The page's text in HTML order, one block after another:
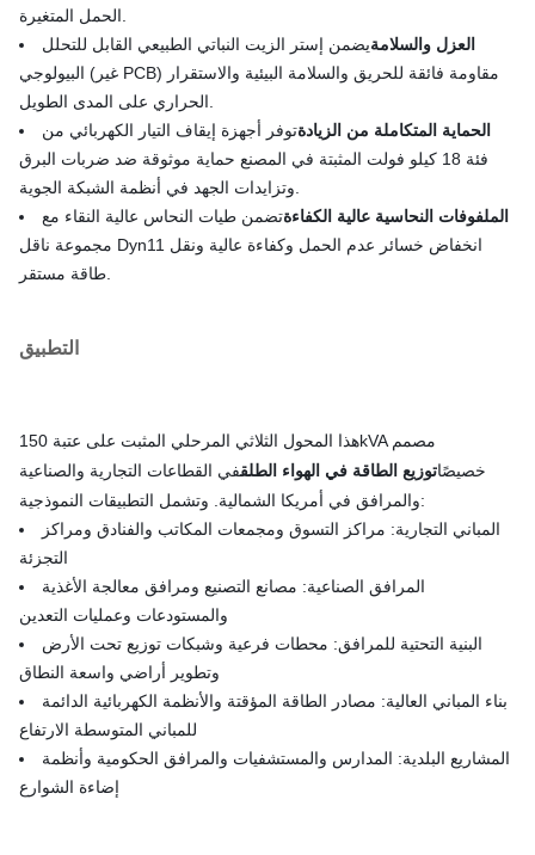
الحمل المتغيرة.
العزل والسلامةيضمن إستر الزيت النباتي الطبيعي القابل للتحلل
البيولوجي (غير PCB) مقاومة فائقة للحريق والسلامة البيئية والاستقرار
الحراري على المدى الطويل.
الحماية المتكاملة من الزيادةتوفر أجهزة إيقاف التيار الكهربائي من
فئة 18 كيلو فولت المثبتة في المصنع حماية موثوقة ضد ضربات البرق
وتزايدات الجهد في أنظمة الشبكة الجوية.
الملفوفات النحاسية عالية الكفاءةتضمن طيات النحاس عالية النقاء مع
مجموعة ناقل Dyn11 انخفاض خسائر عدم الحمل وكفاءة عالية ونقل
طاقة مستقر.
التطبيق
هذا المحول الثلاثي المرحلي المثبت على عتبة 150kVA مصمم
خصيصًاتوزيع الطاقة في الهواء الطلقفي القطاعات التجارية والصناعية
والمرافق في أمريكا الشمالية. وتشمل التطبيقات النموذجية:
المباني التجارية: مراكز التسوق ومجمعات المكاتب والفنادق ومراكز
التجزئة
المرافق الصناعية: مصانع التصنيع ومرافق معالجة الأغذية
والمستودعات وعمليات التعدين
البنية التحتية للمرافق: محطات فرعية وشبكات توزيع تحت الأرض
وتطوير أراضي واسعة النطاق
بناء المباني العالية: مصادر الطاقة المؤقتة والأنظمة الكهربائية الدائمة
للمباني المتوسطة الارتفاع
المشاريع البلدية: المدارس والمستشفيات والمرافق الحكومية وأنظمة
إضاءة الشوارع